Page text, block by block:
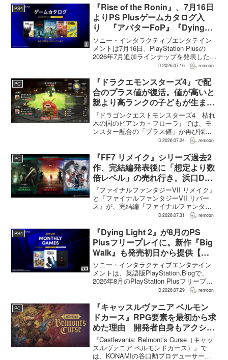
ケーブルを取り外す必要がある。この
改...
PS4
『Rise of the Ronin』、7月16日
よりPS Plusゲームカタログ入
り 『アバターFoP』『Dying
Light』なども順次配信
ソニー・インタラクティブエンタテイン
メントは7月16日、PlayStation Plusの
2026年7月追加ラインナップを発表した。
幕末の日本を舞台とするTeam NINJAのオ
the Ron...
2026.07.16 remoon
PC
『ドラクエモンスターズ4』で配
合のプラス値が復活。値が高いと
親より高ランクの子どもが生まれ
ることも
『ドラゴンクエストモンスターズ4 枯れ
木の国のビアンカ・フローラ』では、モ
ンスター配合の「プラス値」が再び採用
される。配合を繰り返すことで数値が増
が高くなる補正がかかる。前作『ドラゴ
ンクエストモンスターズ...
2026.07.24 remoon
PC
『FF7 リメイク』シリーズ過去2
作、完結編発表後に「想定より数
倍レベル」の売れ行き。浜口Dが
明かす
『ファイナルファンタジーVII リメイク』
と『ファイナルファンタジーVII リバー
ス』が、完結編『ファイナルファンタジ
ーVII リベレーション』の発表後、「我々
ると、シリーズディレクターの浜口直樹
氏がAU...
2026.07.31 remoon
PS4
『Dying Light 2』が8月のPS
Plusフリープレイに。新作『Big
Walk』も発売初日から提供【海
外発表】
ソニー・インタラクティブエンタテイン
メントは、英語版PlayStation.Blogで、
2026年8月のPlayStation Plusフリープレ
イとして『Dying Light 2 Stay Human:
2026.07.29 remoon
PC
『キャッスルヴァニア ベルモン
ドカース』RPG要素を最初から求
めた理由 開発者自身もアクショ
ンのつらさを実感
『Castlevania: Belmont’s Curse（キャッ
スルヴァニア ベルモンドカース）』で
は、KONAMIの谷口勲プロデューサー